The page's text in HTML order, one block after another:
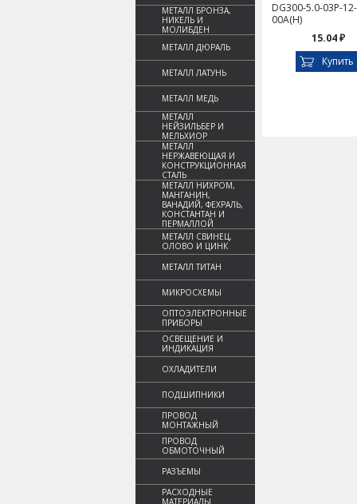
МЕТАЛЛ БРОНЗА,
НИКЕЛЬ И
МОЛИБДЕН
МЕТАЛЛ ДЮРАЛЬ
МЕТАЛЛ ЛАТУНЬ
МЕТАЛЛ МЕДЬ
МЕТАЛЛ
НЕЙЗИЛЬБЕР И
МЕЛЬХИОР
МЕТАЛЛ
НЕРЖАВЕЮЩАЯ И
КОНСТРУКЦИОННАЯ
СТАЛЬ
МЕТАЛЛ НИХРОМ,
МАНГАНИН,
ВАНАДИЙ, ФЕХРАЛЬ,
КОНСТАНТАН И
ПЕРМАЛЛОЙ
МЕТАЛЛ СВИНЕЦ,
ОЛОВО И ЦИНК
МЕТАЛЛ ТИТАН
МИКРОСХЕМЫ
ОПТОЭЛЕКТРОННЫЕ
ПРИБОРЫ
ОСВЕЩЕНИЕ И
ИНДИКАЦИЯ
ОХЛАДИТЕЛИ
ПОДШИПНИКИ
ПРОВОД
МОНТАЖНЫЙ
ПРОВОД
ОБМОТОЧНЫЙ
РАЗЪЕМЫ
РАСХОДНЫЕ
МАТЕРИАЛЫ
DG300-5.0-03P-12-
00A(H)
15.04 ₽
Купить